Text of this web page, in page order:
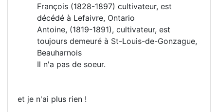
François (1828-1897) cultivateur, est
décédé à Lefaivre, Ontario
Antoine, (1819-1891), cultivateur, est
toujours demeuré à St-Louis-de-Gonzague,
Beauharnois
Il n'a pas de soeur.
et je n'ai plus rien !